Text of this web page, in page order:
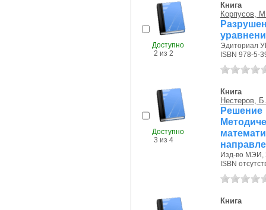
Доступно
2 из 2
Книга
Корпусов,
Эдиториал
ISBN 978-5-
Доступно
3 из 4
Книга
Нестеров,
Решение
Изд-во МЭИ,
ISBN
Книга